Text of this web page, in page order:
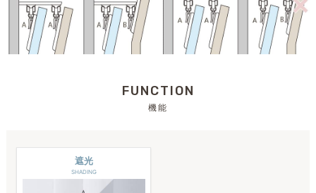
FUNCTION
機能
遮光
SHADING